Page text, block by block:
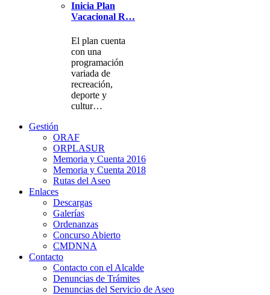
Inicia Plan
Vacacional R…
El plan cuenta
con una
programación
variada de
recreación,
deporte y
cultur…
Gestión
ORAF
ORPLASUR
Memoria y Cuenta 2016
Memoria y Cuenta 2018
Rutas del Aseo
Enlaces
Descargas
Galerías
Ordenanzas
Concurso Abierto
CMDNNA
Contacto
Contacto con el Alcalde
Denuncias de Trámites
Denuncias del Servicio de Aseo